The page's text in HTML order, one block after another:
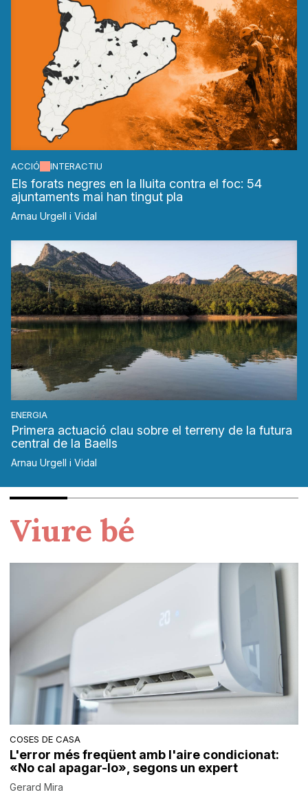
ACCIÓ INTERACTIU
Els forats negres en la lluita contra el foc: 54
ajuntaments mai han tingut pla
Arnau Urgell i Vidal
ENERGIA
Primera actuació clau sobre el terreny de la futura
central de la Baells
Arnau Urgell i Vidal
Viure bé
COSES DE CASA
L'error més freqüent amb l'aire condicionat:
«No cal apagar-lo», segons un expert
Gerard Mira